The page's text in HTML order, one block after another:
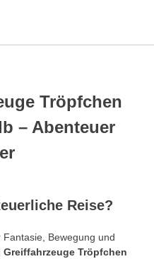
Tröpfchen
– Abenteuer
Reise?
Bewegung und
Greiffahrzeuge Tröpfchen